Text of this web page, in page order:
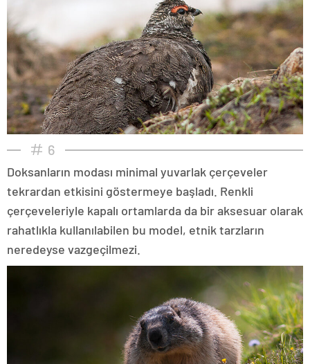
6
Doksanların modası minimal yuvarlak çerçeveler
tekrardan etkisini göstermeye başladı. Renkli
çerçeveleriyle kapalı ortamlarda da bir aksesuar olarak
rahatlıkla kullanılabilen bu model, etnik tarzların
neredeyse vazgeçilmezi.